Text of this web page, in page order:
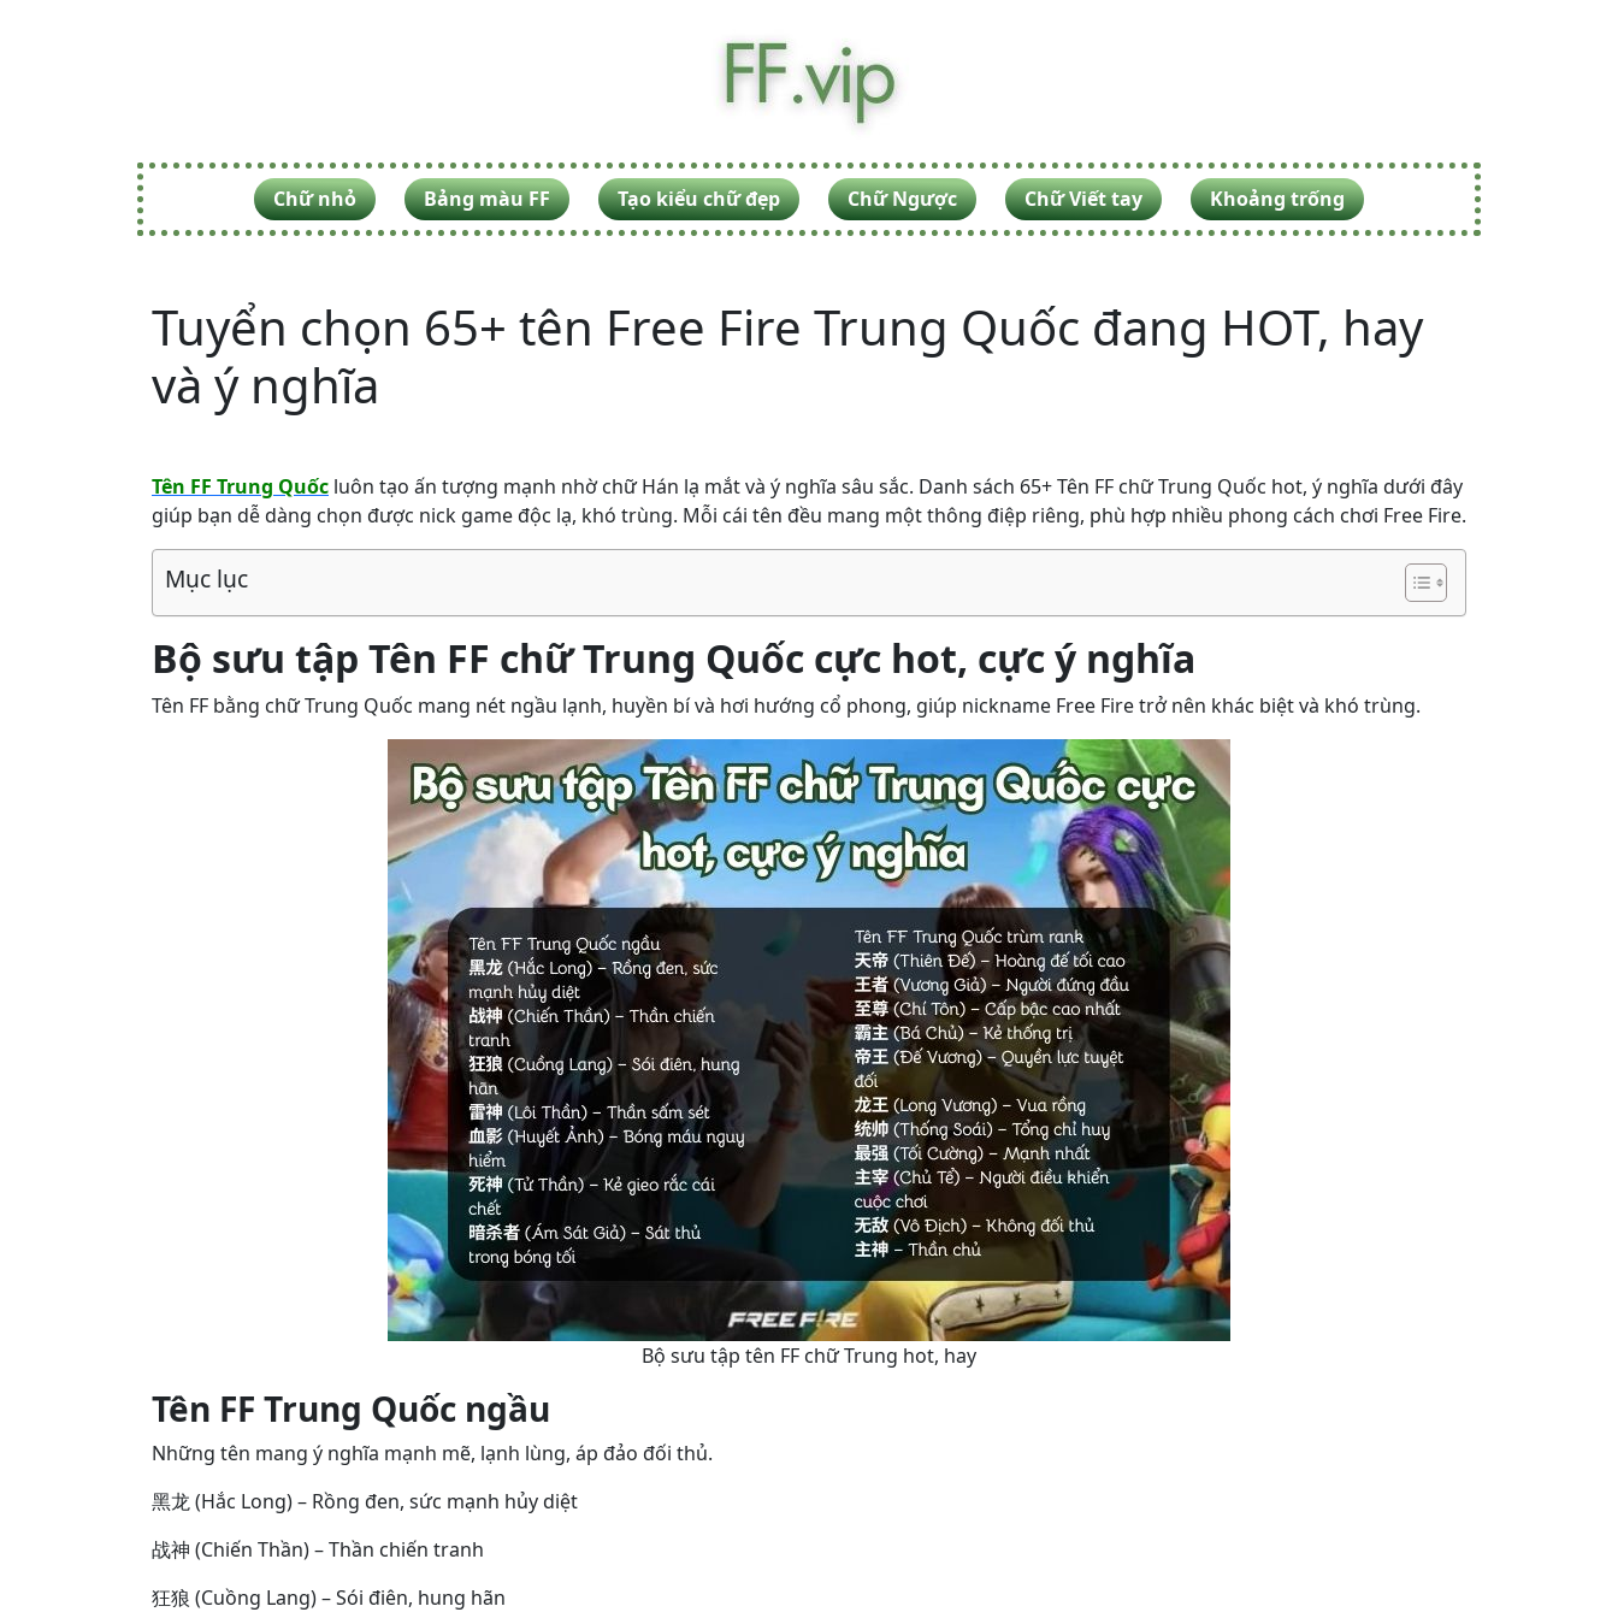
Chữ nhỏ Bảng màu FF Tạo kiểu chữ đẹp Chữ Ngược Chữ Viết tay Khoảng trống
Tuyển chọn 65+ tên Free Fire Trung Quốc đang HOT, hay
và ý nghĩa
Tên FF Trung Quốc luôn tạo ấn tượng mạnh nhờ chữ Hán lạ mắt và ý nghĩa sâu sắc. Danh sách 65+ Tên FF chữ Trung Quốc hot, ý nghĩa dưới đây
giúp bạn dễ dàng chọn được nick game độc lạ, khó trùng. Mỗi cái tên đều mang một thông điệp riêng, phù hợp nhiều phong cách chơi Free Fire.
Mục lục
Bộ sưu tập Tên FF chữ Trung Quốc cực hot, cực ý nghĩa
Tên FF bằng chữ Trung Quốc mang nét ngầu lạnh, huyền bí và hơi hướng cổ phong, giúp nickname Free Fire trở nên khác biệt và khó trùng.
Bộ sưu tập tên FF chữ Trung hot, hay
Tên FF Trung Quốc ngầu
Những tên mang ý nghĩa mạnh mẽ, lạnh lùng, áp đảo đối thủ.
黑龙 (Hắc Long) – Rồng đen, sức mạnh hủy diệt
战神 (Chiến Thần) – Thần chiến tranh
狂狼 (Cuồng Lang) – Sói điên, hung hãn